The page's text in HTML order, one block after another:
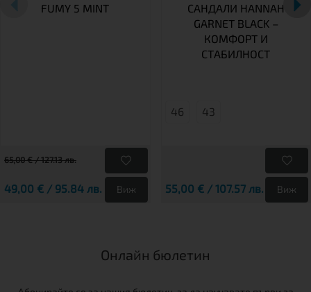
FUMY 5 MINT
65,00 € / 127.13 лв.
49,00 € / 95.84 лв. Виж
САНДАЛИ HANNAH
GARNET BLACK –
КОМФОРТ И
СТАБИЛНОСТ
46 43
55,00 € / 107.57 лв. Виж
Онлайн бюлетин